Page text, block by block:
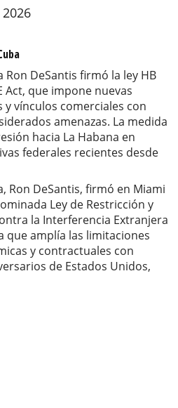
DeSantis firmó la ley HB
Act, que impone nuevas
vínculos comerciales con
amenazas. La medida
hacia La Habana en
federales recientes desde
Ron DeSantis, firmó en Miami
Ley de Restricción y
la Interferencia Extranjera
que amplía las limitaciones
y contractuales con
de Estados Unidos,